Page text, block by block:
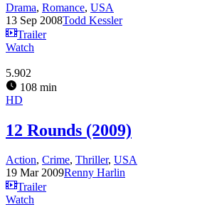
Drama, Romance, USA
13 Sep 2008Todd Kessler
Trailer
Watch
5.902
108 min
HD
12 Rounds (2009)
Action, Crime, Thriller, USA
19 Mar 2009Renny Harlin
Trailer
Watch